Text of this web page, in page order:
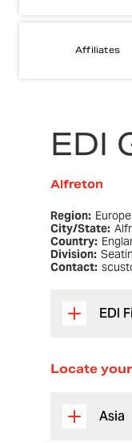
Affiliates
EDI
Alfreton
Region: Europe
City/State:
Country:
Division:
Contact:
EDI
Locate
Asia